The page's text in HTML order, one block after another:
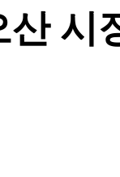
시